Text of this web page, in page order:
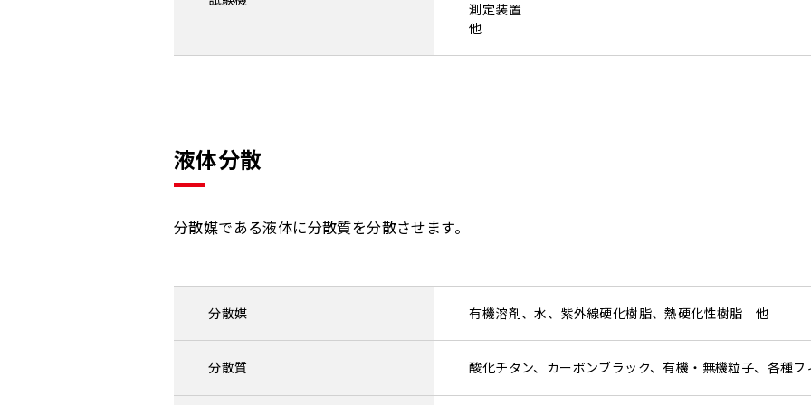
測定装置
他
液体分散
分散媒である液体に分散質を分散させます。
分散媒 有機溶剤、水、紫外線硬化樹脂、熱硬化性樹脂 他
分散質 酸化チタン、カーボンブラック、有機・無機粒子、各種フ